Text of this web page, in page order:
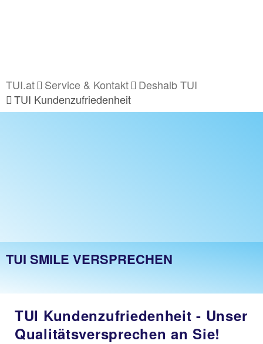
TUI.at Service & Kontakt
Deshalb TUI
TUI Kundenzufriedenheit
TUI SMILE VERSPRECHEN
TUI Kundenzufriedenheit - Unser
Qualitätsversprechen an Sie!